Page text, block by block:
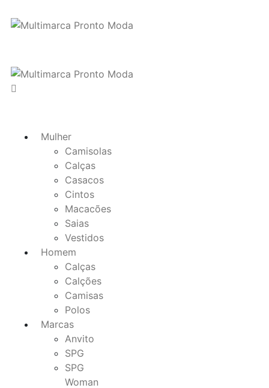
Mulher
Camisolas
Calças
Casacos
Cintos
Macacões
Saias
Vestidos
Homem
Calças
Calções
Camisas
Polos
Marcas
Anvito
SPG
SPG
Woman